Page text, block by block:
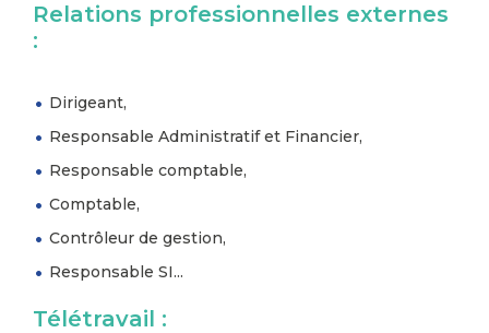
Relations professionnelles externes
:
Dirigeant,
Responsable Administratif et Financier,
Responsable comptable,
Comptable,
Contrôleur de gestion,
Responsable SI...
Télétravail :